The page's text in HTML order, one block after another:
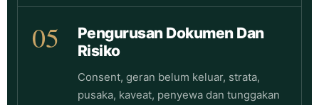
05
Pengurusan Dokumen Dan
Risiko
Consent, geran belum keluar, strata,
pusaka, kaveat, penyewa dan tunggakan